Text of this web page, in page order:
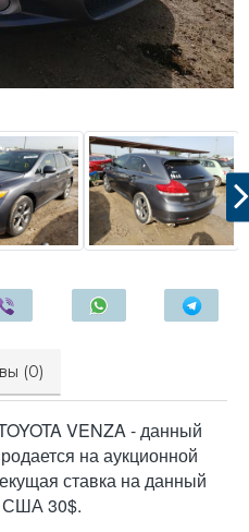
(0)
VENZA - данный
на аукционной
ставка на данный
США 30$.